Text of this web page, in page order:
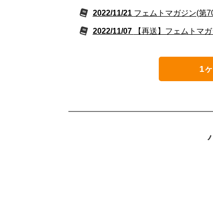
2022/11/21 フェムトマガジン(第
2022/11/07 【再送】フェムトマ
1